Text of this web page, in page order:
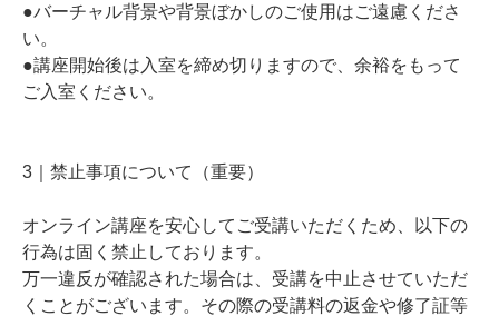
●バーチャル背景や背景ぼかしのご使用はご遠慮くださ
い。
●講座開始後は入室を締め切りますので、余裕をもって
ご入室ください。
3｜禁止事項について（重要）
オンライン講座を安心してご受講いただくため、以下の
行為は固く禁止しております。
万一違反が確認された場合は、受講を中止させていただ
くことがございます。その際の受講料の返金や修了証等